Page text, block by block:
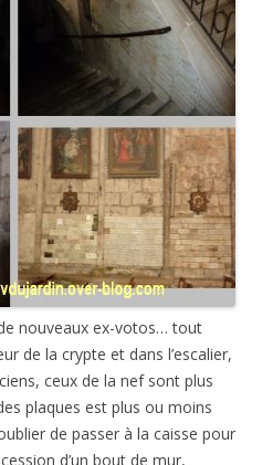
nouveaux ex-votos… tout
de la crypte et dans l’escalier,
ceux de la nef sont plus
plaques est plus ou moins
de passer à la caisse pour
d’un bout de mur,